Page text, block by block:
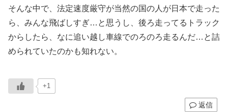
そんな中で、法定速度厳守が当然の国の人が日本で走った
ら、みんな飛ばしすぎ…と思うし、後ろ走ってるトラック
からしたら、なに追い越し車線でのろのろ走るんだ…と詰
められていたのかも知れない。
+1
返信